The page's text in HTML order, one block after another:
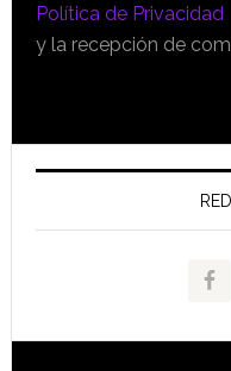
Política de Privacidad
y la recepción de